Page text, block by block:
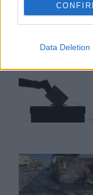
Data Deletion
ΣΧΕΤΙΚA
Λασίθι: Η νέα
Ηράκλειο: